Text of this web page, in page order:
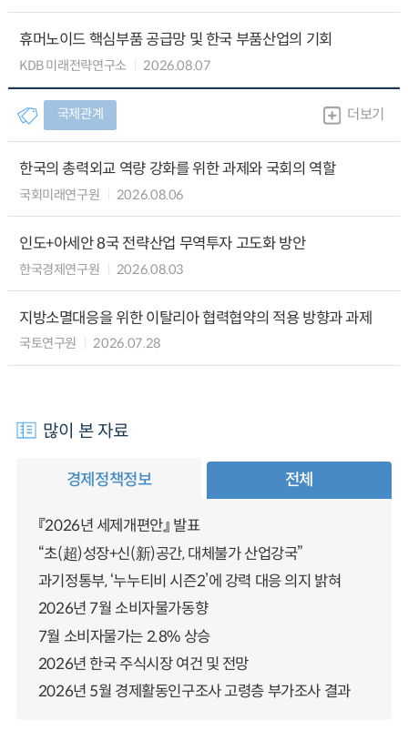
휴머노이드 핵심부품 공급망 및 한국 부품산업의 기회
KDB 미래전략연구소 2026.08.07
국제관계 더보기
한국의 총력외교 역량 강화를 위한 과제와 국회의 역할
국회미래연구원 2026.08.06
인도+아세안 8국 전략산업 무역투자 고도화 방안
한국경제연구원 2026.08.03
지방소멸대응을 위한 이탈리아 협력협약의 적용 방향과 과제
국토연구원 2026.07.28
많이 본 자료
경제정책정보 전체
『2026년 세제개편안』 발표
“초(超)성장+신(新)공간, 대체불가 산업강국”
과기정통부, ‘누누티비 시즌2’에 강력 대응 의지 밝혀
2026년 7월 소비자물가동향
7월 소비자물가는 2.8% 상승
2026년 한국 주식시장 여건 및 전망
2026년 5월 경제활동인구조사 고령층 부가조사 결과